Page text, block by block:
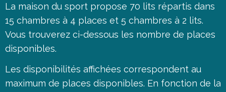
La maison du sport propose 70 lits répartis dans
15 chambres à 4 places et 5 chambres à 2 lits.
Vous trouverez ci-dessous les nombre de places
disponibles.
Les disponibilités affichées correspondent au
maximum de places disponibles. En fonction de la